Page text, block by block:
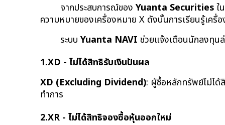
จากประสบการณ์ของ Yuanta Securities ใ
ความหมายของเครื่องหมาย X ดังนั้นการเรียนรู้เค
ระบบ Yuanta NAVI ช่วยแจ้งเตือนนักลงทุน
1.XD - ไม่ได้สิทธิรับเงินปันผล
XD (Excluding Dividend): ผู้ซื้อหลักทรัพย์ไม่ได้
ทำการ
2.XR - ไม่ได้สิทธิจองซื้อหุ้นออกใหม่